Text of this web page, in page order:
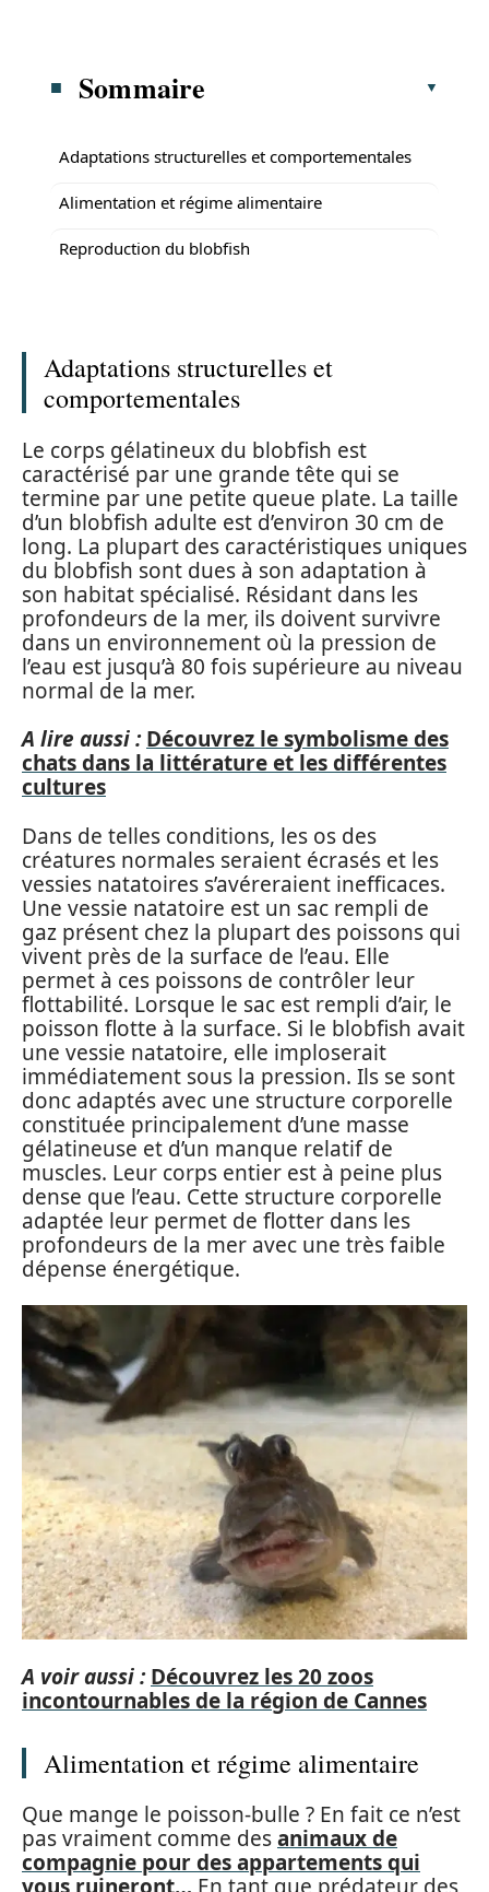
Sommaire
Adaptations structurelles et comportementales
Alimentation et régime alimentaire
Reproduction du blobfish
Adaptations structurelles et
comportementales
Le corps gélatineux du blobfish est
caractérisé par une grande tête qui se
termine par une petite queue plate. La taille
d’un blobfish adulte est d’environ 30 cm de
long. La plupart des caractéristiques uniques
du blobfish sont dues à son adaptation à
son habitat spécialisé. Résidant dans les
profondeurs de la mer, ils doivent survivre
dans un environnement où la pression de
l’eau est jusqu’à 80 fois supérieure au niveau
normal de la mer.
A lire aussi : Découvrez le symbolisme des
chats dans la littérature et les différentes
cultures
Dans de telles conditions, les os des
créatures normales seraient écrasés et les
vessies natatoires s’avéreraient inefficaces.
Une vessie natatoire est un sac rempli de
gaz présent chez la plupart des poissons qui
vivent près de la surface de l’eau. Elle
permet à ces poissons de contrôler leur
flottabilité. Lorsque le sac est rempli d’air, le
poisson flotte à la surface. Si le blobfish avait
une vessie natatoire, elle imploserait
immédiatement sous la pression. Ils se sont
donc adaptés avec une structure corporelle
constituée principalement d’une masse
gélatineuse et d’un manque relatif de
muscles. Leur corps entier est à peine plus
dense que l’eau. Cette structure corporelle
adaptée leur permet de flotter dans les
profondeurs de la mer avec une très faible
dépense énergétique.
A voir aussi : Découvrez les 20 zoos
incontournables de la région de Cannes
Alimentation et régime alimentaire
Que mange le poisson-bulle ? En fait ce n’est
pas vraiment comme desanimaux de
compagnie pour des appartements qui